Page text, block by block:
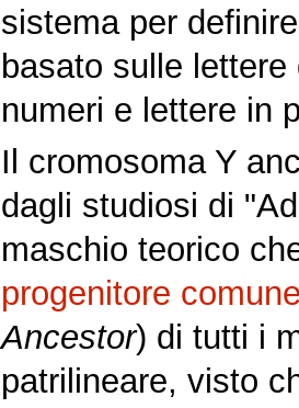
sistema per
basato sulle
numeri e lettere in
Il cromosoma Y
dagli studiosi di
maschio teorico
progenitore
Ancestor) di tutti i
patrilineare, visto